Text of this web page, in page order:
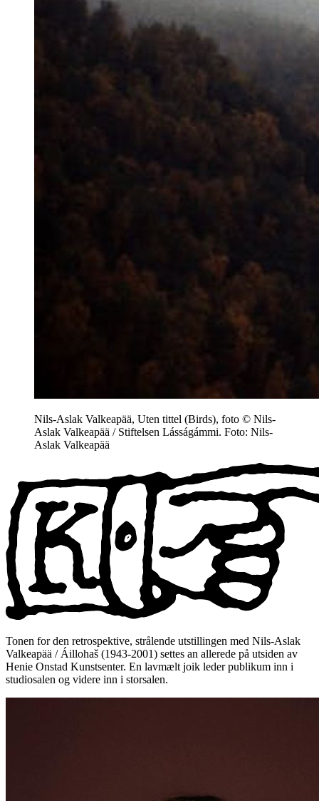
Nils-Aslak Valkeapää, Uten tittel (Birds), foto © Nils-
Aslak Valkeapää / Stiftelsen Lásságámmi. Foto: Nils-
Aslak Valkeapää
Tonen for den retrospektive, strålende utstillingen med Nils-Aslak
Valkeapää / Áillohaš (1943-2001) settes an allerede på utsiden av
Henie Onstad Kunstsenter. En lavmælt joik leder publikum inn i
studiosalen og videre inn i storsalen.